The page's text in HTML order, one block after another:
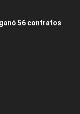
56 contratos